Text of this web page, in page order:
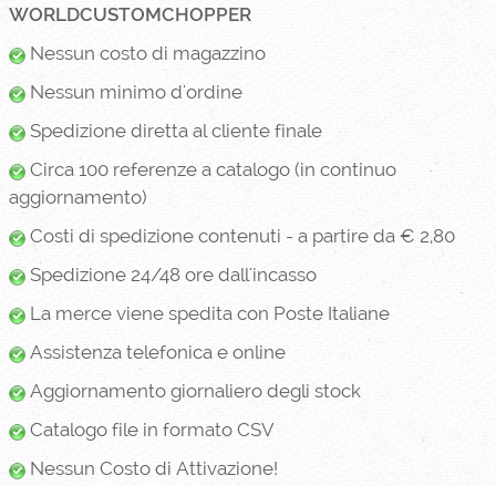
WORLDCUSTOMCHOPPER
Nessun costo di magazzino
Nessun minimo d'ordine
Spedizione diretta al cliente finale
Circa 100 referenze a catalogo (in continuo
aggiornamento)
Costi di spedizione contenuti - a partire da € 2,80
Spedizione 24/48 ore dall'incasso
La merce viene spedita con Poste Italiane
Assistenza telefonica e online
Aggiornamento giornaliero degli stock
Catalogo file in formato CSV
Nessun Costo di Attivazione!